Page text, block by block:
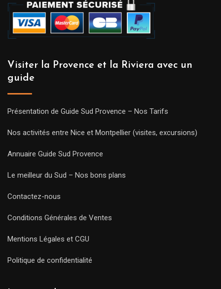
Visiter la Provence et la Riviera avec un
guide
Présentation de Guide Sud Provence – Nos Tarifs
Nos activités entre Nice et Montpellier (visites, excursions)
Annuaire Guide Sud Provence
Le meilleur du Sud – Nos bons plans
Contactez-nous
Conditions Générales de Ventes
Mentions Légales et CGU
Politique de confidentialité